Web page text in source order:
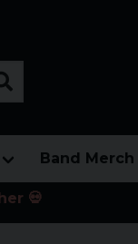
Band Merch
💀